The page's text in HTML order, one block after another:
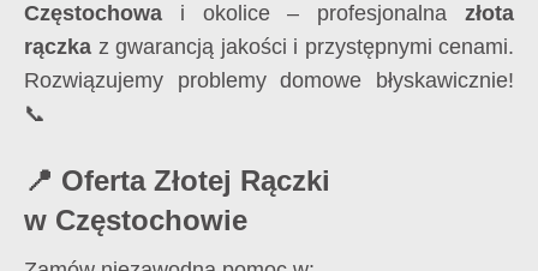
Częstochowa i okolice – profesjonalna złota
rączka z gwarancją jakości i przystępnymi cenami.
Rozwiązujemy problemy domowe błyskawicznie!
📞
📍 Oferta Złotej Rączki
w Częstochowie